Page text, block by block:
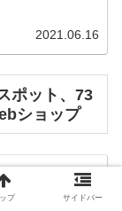
2021.06.16
ポット、73
ショップ
ニースポット、73
、Webショップ
ポット、73リミック
プ サイドバー